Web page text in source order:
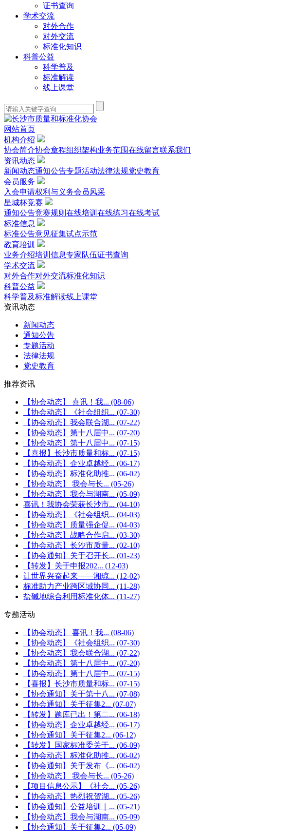
证书查询
学术交流
对外合作
对外交流
标准化知识
科普公益
科学普及
标准解读
线上课堂
网站首页
机构介绍
协会简介协会章程组织架构业务范围在线留言联系我们
资讯动态
新闻动态通知公告专题活动法律法规党史教育
会员服务
入会申请权利与义务会员风采
星城杯竞赛
通知公告竞赛规则 在线培训 在线练习在线考试
标准信息
标准公告意见征集试点示范
教育培训
业务介绍培训信息专家队伍证书查询
学术交流
对外合作对外交流标准化知识
科普公益
科学普及标准解读线上课堂
资讯动态
新闻动态
通知公告
专题活动
法律法规
党史教育
推荐资讯
【协会动态】 喜讯！我... (08-06)
【协会动态】《社会组织... (07-30)
【协会动态】我会联合湖... (07-22)
【协会动态】第十八届中... (07-20)
【协会动态】第十八届中... (07-15)
【喜报】长沙市质量和标... (07-15)
【协会动态】企业卓越经... (06-17)
【协会动态】标准化助推... (06-02)
【协会动态】 我会与长... (05-26)
【协会动态】我会与湖南... (05-09)
喜讯！我协会荣获长沙市... (04-10)
【协会动态】《社会组织... (04-03)
【协会动态】质量强企促... (04-03)
【协会动态】战略合作启... (03-30)
【协会动态】长沙市质量... (02-10)
【协会通知】关于召开长... (01-23)
【转发】关于申报202... (12-03)
让世界兴奋起来——湘琼... (12-02)
标准助力产业跨区域协同... (11-28)
盐碱地综合利用标准化体... (11-27)
专题活动
【协会动态】 喜讯！我... (08-06)
【协会动态】《社会组织... (07-30)
【协会动态】我会联合湖... (07-22)
【协会动态】第十八届中... (07-20)
【协会动态】第十八届中... (07-15)
【喜报】长沙市质量和标... (07-15)
【协会通知】关于第十八... (07-08)
【协会通知】关于征集2... (07-07)
【转发】题库已出！第二... (06-18)
【协会动态】企业卓越经... (06-17)
【协会通知】关于征集2... (06-12)
【转发】国家标准委关于... (06-09)
【协会动态】标准化助推... (06-02)
【协会通知】关于发布《... (06-02)
【协会动态】 我会与长... (05-26)
【项目信息公示】《社会... (05-26)
【协会动态】热烈祝贺湖... (05-26)
【协会通知】公益培训｜... (05-21)
【协会动态】我会与湖南... (05-09)
【协会通知】关于征集2... (05-09)